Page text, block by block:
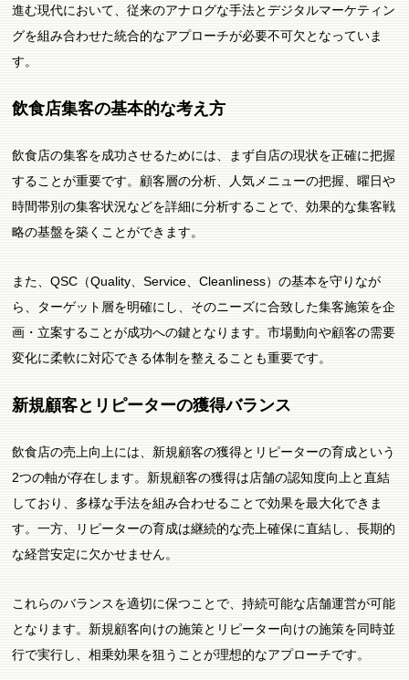
進む現代において、従来のアナログな手法とデジタルマーケティン
グを組み合わせた統合的なアプローチが必要不可欠となっていま
す。
飲食店集客の基本的な考え方
飲食店の集客を成功させるためには、まず自店の現状を正確に把握
することが重要です。顧客層の分析、人気メニューの把握、曜日や
時間帯別の集客状況などを詳細に分析することで、効果的な集客戦
略の基盤を築くことができます。
また、QSC（Quality、Service、Cleanliness）の基本を守りなが
ら、ターゲット層を明確にし、そのニーズに合致した集客施策を企
画・立案することが成功への鍵となります。市場動向や顧客の需要
変化に柔軟に対応できる体制を整えることも重要です。
新規顧客とリピーターの獲得バランス
飲食店の売上向上には、新規顧客の獲得とリピーターの育成という
2つの軸が存在します。新規顧客の獲得は店舗の認知度向上と直結
しており、多様な手法を組み合わせることで効果を最大化できま
す。一方、リピーターの育成は継続的な売上確保に直結し、長期的
な経営安定に欠かせません。
これらのバランスを適切に保つことで、持続可能な店舗運営が可能
となります。新規顧客向けの施策とリピーター向けの施策を同時並
行で実行し、相乗効果を狙うことが理想的なアプローチです。